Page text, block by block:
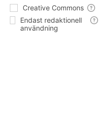
Creative Commons
Endast redaktionell
användning